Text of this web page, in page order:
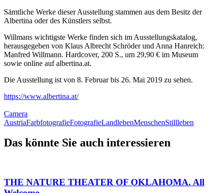
Sämtliche Werke dieser Ausstellung stammen aus dem Besitz der
Albertina oder des Künstlers selbst.
Willmans wichtigste Werke finden sich im Ausstellungskatalog,
herausgegeben von Klaus Albrecht Schröder und Anna Hanreich:
Manfred Willmann. Hardcover, 200 S., um 29,90 € im Museum
sowie online auf albertina.at.
Die Ausstellung ist von 8. Februar bis 26. Mai 2019 zu sehen.
https://www.albertina.at/
Camera
AustriaFarbfotografieFotografieLandlebenMenschenStillleben
Das könnte Sie auch interessieren
THE NATURE THEATER OF OKLAHOMA. All